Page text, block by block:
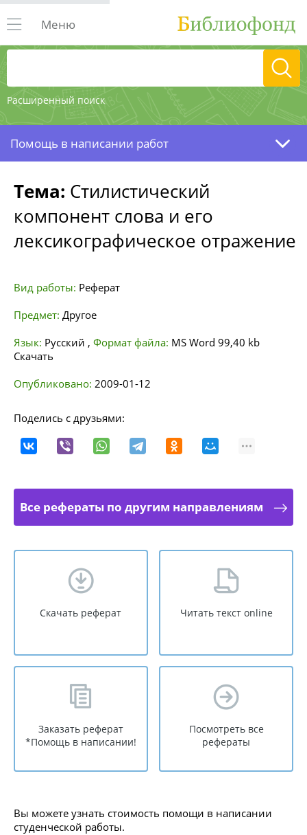
Расширенный поиск
Меню
Помощь в написании работ
Тема: Стилистический
компонент слова и его
лексикографическое отражение
Вид работы: Реферат
Предмет: Другое
Язык: Русский , Формат файла: MS Word 99,40 kb
Скачать
Опубликовано: 2009-01-12
Поделись с друзьями:
Все рефераты по другим направлениям
Скачать реферат Читать текст online
Заказать реферат
*Помощь в написании!
Посмотреть все
рефераты
Вы можете узнать стоимость помощи в написании
студенческой работы.